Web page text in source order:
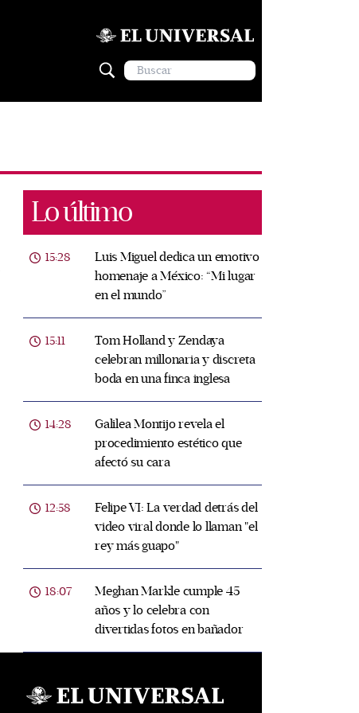
Lo último
15:28
Luis Miguel dedica un emotivo
homenaje a México: “Mi lugar
en el mundo”
15:11
Tom Holland y Zendaya
celebran millonaria y discreta
boda en una finca inglesa
14:28
Galilea Montijo revela el
procedimiento estético que
afectó su cara
12:58
Felipe VI: La verdad detrás del
video viral donde lo llaman "el
rey más guapo"
18:07
Meghan Markle cumple 45
años y lo celebra con
divertidas fotos en bañador